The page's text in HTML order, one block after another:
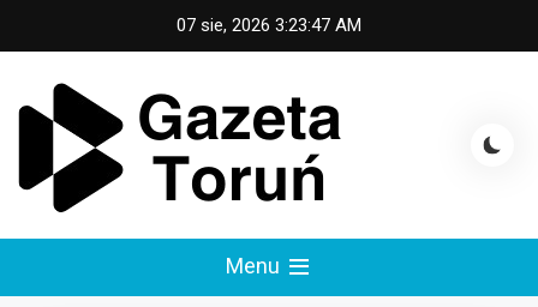
to
content
07 sie, 2026 3:23:48 AM
Gazeta Toruń
Menu